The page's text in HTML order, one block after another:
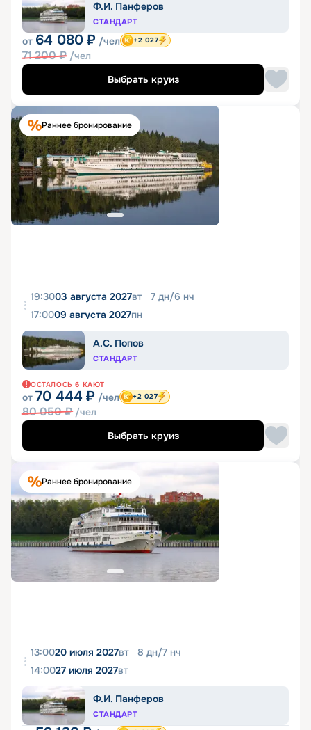
Ф.И. Панферов
СТАНДАРТ
от 64 080 ₽ /чел
71 200₽ /чел
+2 027
Выбрать круиз
Раннее бронирование
19:3003 августа 2027вт 7 дн/6 нч
17:0009 августа 2027пн
А.С. Попов
СТАНДАРТ
ОСТАЛОСЬ 6 КАЮТ
от 70 444 ₽ /чел
80 050₽ /чел
+2 027
Выбрать круиз
Раннее бронирование
13:0020 июля 2027вт 8 дн/7 нч
14:0027 июля 2027вт
Ф.И. Панферов
СТАНДАРТ